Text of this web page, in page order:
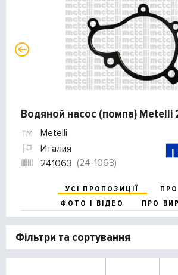
Водяной насос (помпа) Metelli
Metelli
Италия
241063 (24-1063)
УСІ ПРОПОЗИЦІЇ
ФОТО І ВІДЕО
ПРО
Фільтри та сортування